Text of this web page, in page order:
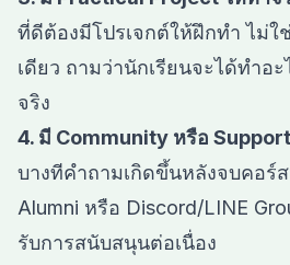
ที่ดีต้องมีโปรเจกต์ให้ฝึกทำ ไม่ใ
เดียว ถามว่านักเรียนจะได้ทำอ
จริง
4. มี Community หรือ
บางทีคำถามเกิดขึ้นหลังจบคอร์
Alumni หรือ Discord/LINE
รับการสนับสนุนต่อเนื่อง